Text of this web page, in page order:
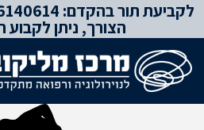
לתוכן
הצורך, ניתן לקבוע